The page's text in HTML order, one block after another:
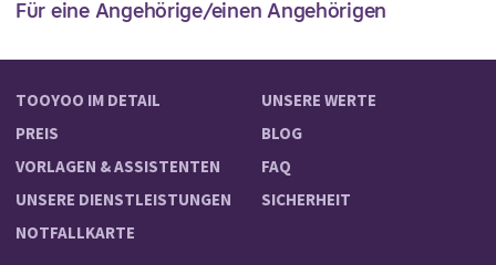
Für eine Angehörige/einen Angehörigen
TOOYOO IM DETAIL
PREIS
VORLAGEN & ASSISTENTEN
UNSERE DIENSTLEISTUNGEN
NOTFALLKARTE
UNSERE WERTE
BLOG
FAQ
SICHERHEIT